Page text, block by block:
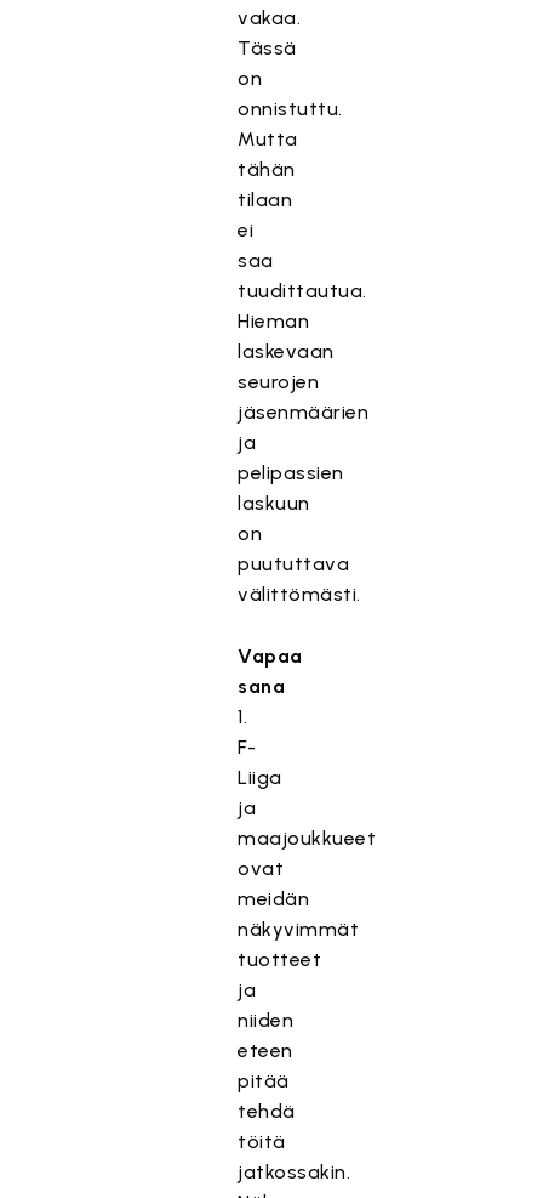
vakaa.
Tässä
on
onnistuttu.
Mutta
tähän
tilaan
ei
saa
tuudittautua.
Hieman
laskevaan
seurojen
jäsenmäärien
ja
pelipassien
laskuun
on
puututtava
välittömästi.
Vapaa
sana
1.
F-
Liiga
ja
maajoukkueet
ovat
meidän
näkyvimmät
tuotteet
ja
niiden
eteen
pitää
tehdä
töitä
jatkossakin.